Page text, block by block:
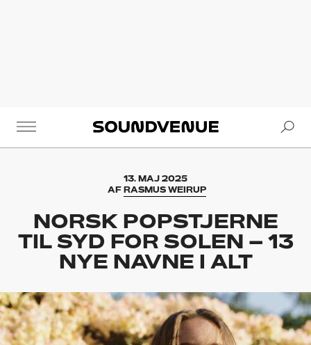
Soundvenue
13. MAJ 2025
AFRASMUS WEIRUP
NORSK POPSTJERNE
TIL SYD FOR SOLEN – 13
NYE NAVNE I ALT